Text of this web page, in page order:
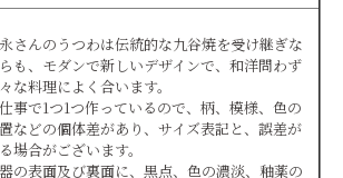
さんのうつわは伝統的な九谷焼を受け継ぎな
も、モダンで新しいデザインで、和洋問わず
な料理によく合います。
事で1つ1つ作っているので、柄、模様、色の
などの個体差があり、サイズ表記と、誤差が
場合がございます。
の表面及び裏面に、黒点、色の濃淡、釉薬の